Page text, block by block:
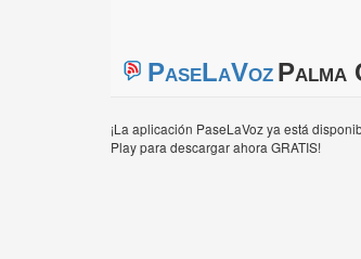
PaseLaVozPalma
¡La aplicación PaseLaVoz ya está
Play para descargar ahora GRATIS!